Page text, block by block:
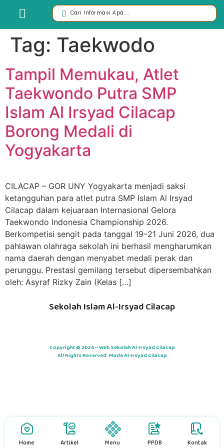
Tag: Taekwodo
Tampil Memukau, Atlet
Taekwondo Putra SMP
Islam Al Irsyad Cilacap
Borong Medali di
Yogyakarta
CILACAP – GOR UNY Yogyakarta menjadi saksi
ketangguhan para atlet putra SMP Islam Al Irsyad
Cilacap dalam kejuaraan Internasional Gelora
Taekwondo Indonesia Championship 2026.
Berkompetisi sengit pada tanggal 19–21 Juni 2026, dua
pahlawan olahraga sekolah ini berhasil mengharumkan
nama daerah dengan menyabet medali perak dan
perunggu. Prestasi gemilang tersebut dipersembahkan
oleh: Asyraf Rizky Zain (Kelas […]
Sekolah Islam Al-Irsyad Cilacap
Copyright © 2024 – Web Sekolah Al-Irsyad Cilacap
All Rights Reserved. Made Al-Irsyad Cilacap
Home Artikel Menu PPDB Kontak